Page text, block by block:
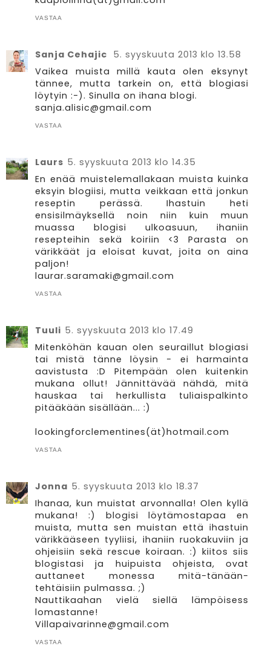
VASTAA
Sanja Cehajic 5. syyskuuta 2013 klo 13.58
Vaikea muista millä kauta olen eksynyt
tännee, mutta tarkein on, että blogiasi
löytyin :-). Sinulla on ihana blogi.
sanja.alisic@gmail.com
VASTAA
Laurs 5. syyskuuta 2013 klo 14.35
En enää muistelemallakaan muista kuinka
eksyin blogiisi, mutta veikkaan että jonkun
reseptin perässä. Ihastuin heti
ensisilmäyksellä noin niin kuin muun
muassa blogisi ulkoasuun, ihaniin
resepteihin sekä koiriin <3 Parasta on
värikkäät ja eloisat kuvat, joita on aina
paljon!
laurar.saramaki@gmail.com
VASTAA
Tuuli 5. syyskuuta 2013 klo 17.49
Mitenköhän kauan olen seuraillut blogiasi
tai mistä tänne löysin - ei harmainta
aavistusta :D Pitempään olen kuitenkin
mukana ollut! Jännittävää nähdä, mitä
hauskaa tai herkullista tuliaispalkinto
pitääkään sisällään... :)
lookingforclementines(ät)hotmail.com
VASTAA
Jonna 5. syyskuuta 2013 klo 18.37
Ihanaa, kun muistat arvonnalla! Olen kyllä
mukana! :) blogisi löytämostapaa en
muista, mutta sen muistan että ihastuin
värikkääseen tyyliisi, ihaniin ruokakuviin ja
ohjeisiin sekä rescue koiraan. :) kiitos siis
blogistasi ja huipuista ohjeista, ovat
auttaneet monessa mitä-tänään-
tehtäisiin pulmassa. ;)
Nauttikaahan vielä siellä lämpöisess
lomastanne!
Villapaivarinne@gmail.com
VASTAA